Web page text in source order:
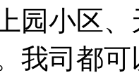
园小区
我司都